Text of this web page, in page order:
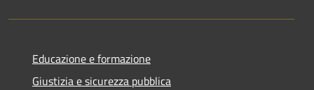
Educazione e formazione
Giustizia e sicurezza pubblica